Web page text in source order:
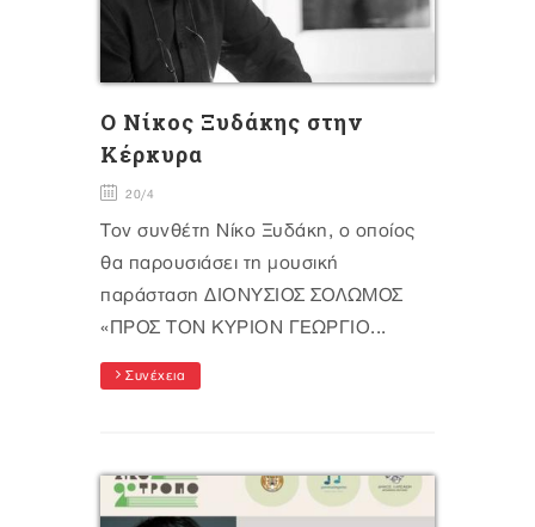
O Nίκος Ξυδάκης στην
Κέρκυρα
20/4
Τον συνθέτη Νίκο Ξυδάκη, ο οποίος
θα παρουσιάσει τη μουσική
παράσταση ΔΙΟΝΥΣΙΟΣ ΣΟΛΩΜΟΣ
«ΠΡΟΣ ΤΟΝ ΚΥΡΙΟΝ ΓΕΩΡΓΙΟ...
Συνέχεια